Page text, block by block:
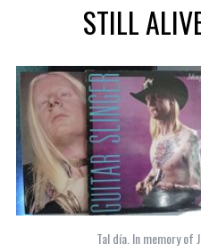
STILL
Tal día. In memory of